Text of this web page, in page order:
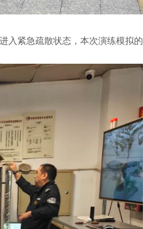
入紧急疏散状态，本次演练模拟的